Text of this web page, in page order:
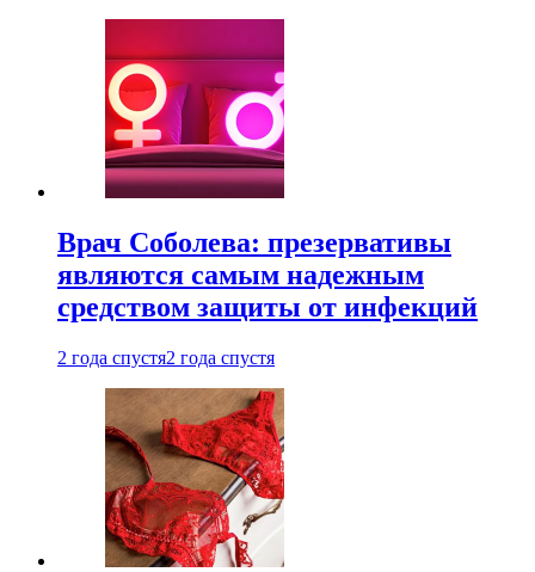
Врач Соболева: презервативы
являются самым надежным
средством защиты от инфекций
2 года спустя2 года спустя